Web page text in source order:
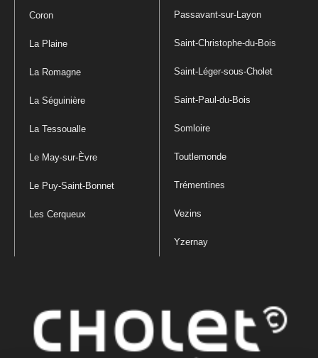
Coron
La Plaine
La Romagne
La Séguinière
La Tessoualle
Le May-sur-Èvre
Le Puy-Saint-Bonnet
Les Cerqueux
Passavant-sur-Layon
Saint-Christophe-du-Bois
Saint-Léger-sous-Cholet
Saint-Paul-du-Bois
Somloire
Toutlemonde
Trémentines
Vezins
Yzernay